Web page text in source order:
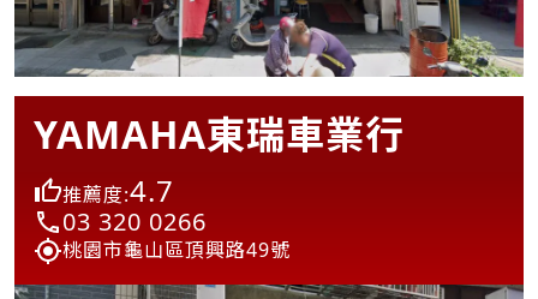
YAMAHA東瑞車業行
推薦度:4.7
03 320 0266
桃園市龜山區頂興路49號